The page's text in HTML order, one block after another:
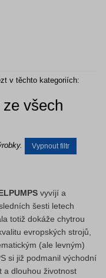
v těchto kategoriích:
všech
Vypnout filtr
vyvíjí a
šesti letech
totiž dokáže chytrou
evropských strojů,
(ale levným)
si již podmanil východní
a dlouhou životnost